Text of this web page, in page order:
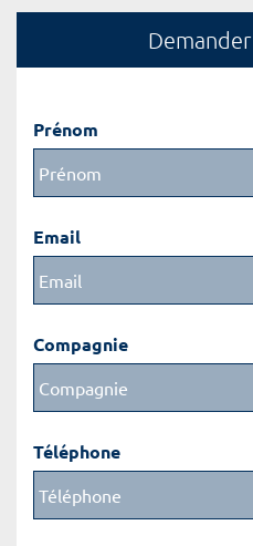
Demander
Prénom
Email
Compagnie
Téléphone